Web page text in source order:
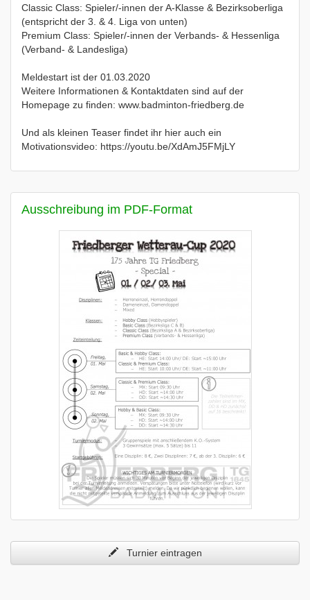
Classic Class: Spieler/-innen der A-Klasse & Bezirksoberliga
(entspricht der 3. & 4. Liga von unten)
Premium Class: Spieler/-innen der Verbands- & Hessenliga
(Verband- & Landesliga)
Meldestart ist der 01.03.2020
Weitere Informationen & Kontaktdaten sind auf der
Homepage zu finden: www.badminton-friedberg.de
Und als kleinen Teaser findet ihr hier auch ein
Motivationsvideo: https://youtu.be/XdAmJ5FMjLY
Ausschreibung im PDF-Format
Turnier eintragen